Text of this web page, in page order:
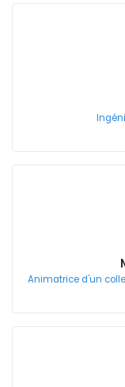
Animatrice d'un